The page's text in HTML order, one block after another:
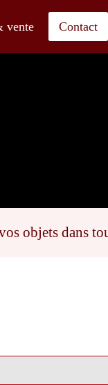
vente Contact
objets dans